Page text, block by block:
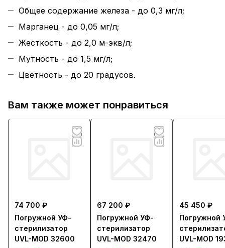
Общее содержание железа - до 0,3 мг/л;
Марганец - до 0,05 мг/л;
Жесткость - до 2,0 м-экв/л;
Мутность - до 1,5 мг/л;
Цветность - до 20 градусов.
Вам также может понравиться
74 700 ₽
Погружной УФ-
стерилизатор
UVL-MOD 32600
67 200 ₽
Погружной УФ-
стерилизатор
UVL-MOD 32470
45 450 ₽
Погружной
UVL-MOD